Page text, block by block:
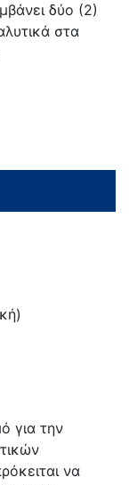
δύο (2)
στα
για την
να